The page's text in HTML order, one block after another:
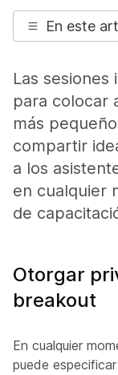
En este
Las sesiones
para colocar
más
compartir
a los
en cualquier
de
Otorgar
breakout
En cualquier
puede